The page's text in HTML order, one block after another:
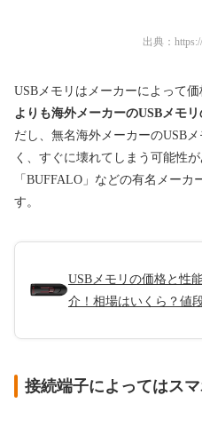
出典：
USBメモリはメーカーによって価
よりも海外メーカーのUSBメモ
だし、無名海外メーカーのUSB
く、すぐに壊れてしまう可能性が
「BUFFALO」などの有名メー
す。
USBメモリの価格と性
介！相場はいくら？値
接続端子によってはス